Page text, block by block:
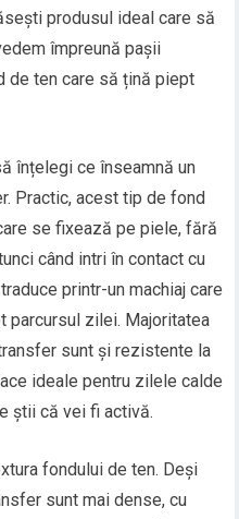
produsul ideal care să
împreună pașii
de ten care să țină piept
înțelegi ce înseamnă un
Practic, acest tip de fond
se fixează pe piele, fără
când intri în contact cu
printr-un machiaj care
parcursul zilei. Majoritatea
sunt și rezistente la
ideale pentru zilele calde
știi că vei fi activă.
fondului de ten. Deși
sunt mai dense, cu